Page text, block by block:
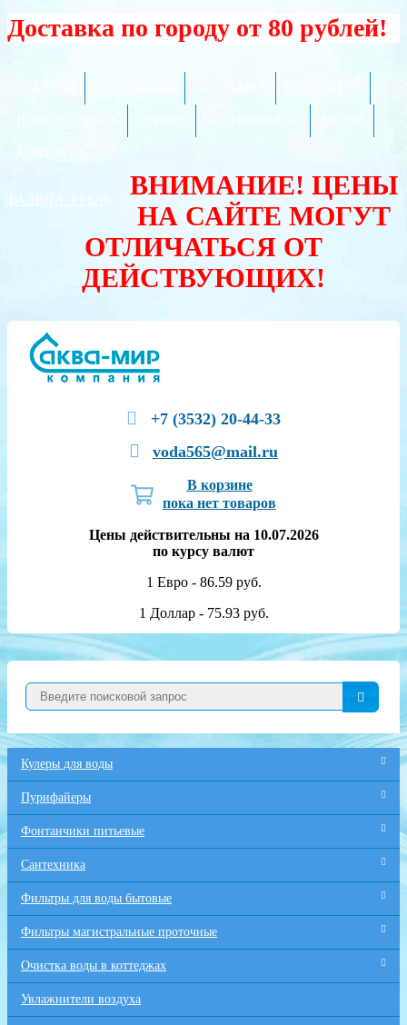
Доставка по городу от 80 рублей!
ВАЛЮТА:
ВНИМАНИЕ! ЦЕНЫ
НА САЙТЕ МОГУТ
ОТЛИЧАТЬСЯ ОТ
ДЕЙСТВУЮЩИХ!
+7 (3532) 20-44-33
voda565@mail.ru
В корзине
пока нет товаров
Цены действительны на 10.07.2026
по курсу валют
1 Евро - 86.59 руб.
1 Доллар - 75.93 руб.
Кулеры для воды
Пурифайеры
Фонтанчики питьевые
Сантехника
Фильтры для воды бытовые
Фильтры магистральные проточные
Очистка воды в коттеджах
Увлажнители воздуха